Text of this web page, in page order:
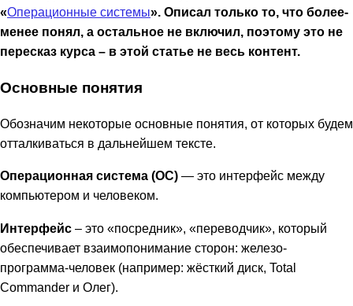
«Операционные системы». Описал только то, что более-
менее понял, а остальное не включил, поэтому это не
пересказ курса – в этой статье не весь контент.
Основные понятия
Обозначим некоторые основные понятия, от которых будем
отталкиваться в дальнейшем тексте.
Операционная система (ОС) — это интерфейс между
компьютером и человеком.
Интерфейс – это «посредник», «переводчик», который
обеспечивает взаимопонимание сторон: железо-
программа-человек (например: жёсткий диск, Total
Commander и Олег).